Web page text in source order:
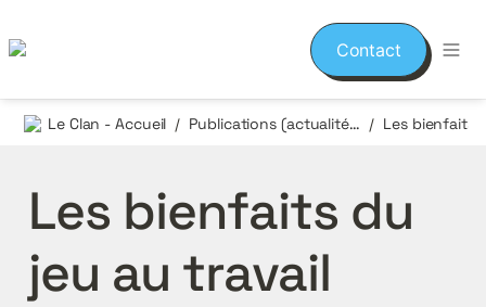
Contact
Le Clan - Accueil / Publications (actualités et événements) /
Les bienfaits du
jeu au travail